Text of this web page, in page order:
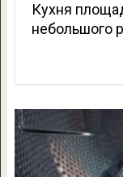
Кухня
небольшого